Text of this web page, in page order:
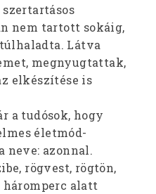
nem tartott sokáig,
Látva
megnyugtattak,
elkészítése is
a tudósok, hogy
életmód-
neve: azonnal.
rögvest, rögtön,
alatt